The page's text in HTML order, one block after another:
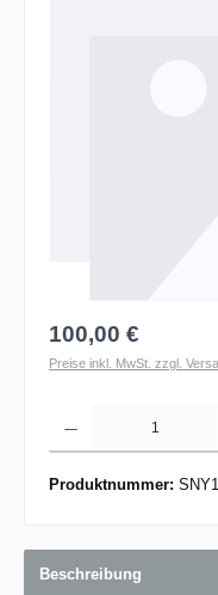
100,00 €
Preise inkl. MwSt. zzgl.
Produktnummer:
Beschreibung